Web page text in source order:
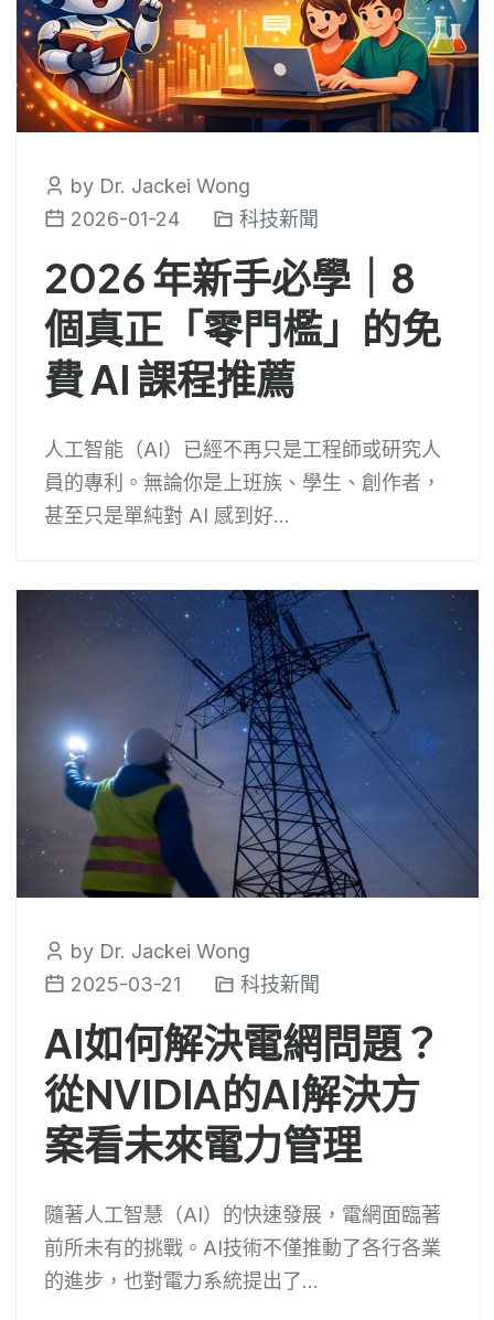
by Dr. Jackei Wong
2026-01-24
科技新聞
2026 年新手必學｜8
個真正「零門檻」的免
費 AI 課程推薦
人工智能（AI）已經不再只是工程師或研究人
員的專利。無論你是上班族、學生、創作者，
甚至只是單純對 AI 感到好...
by Dr. Jackei Wong
2025-03-21
科技新聞
AI如何解決電網問題？
從NVIDIA的AI解決方
案看未來電力管理
隨著人工智慧（AI）的快速發展，電網面臨著
前所未有的挑戰。AI技術不僅推動了各行各業
的進步，也對電力系統提出了...